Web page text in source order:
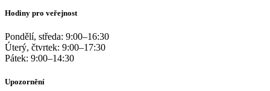
Hodiny pro veřejnost
Pondělí, středa: 9:00–16:30
Úterý, čtvrtek: 9:00–17:30
Pátek: 9:00–14:30
Upozornění